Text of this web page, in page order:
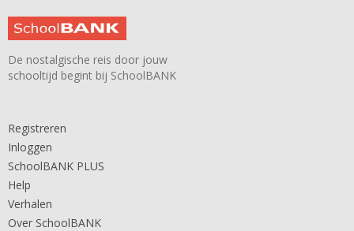
De nostalgische reis door jouw
schooltijd begint bij SchoolBANK
Registreren
Inloggen
SchoolBANK PLUS
Help
Verhalen
Over SchoolBANK